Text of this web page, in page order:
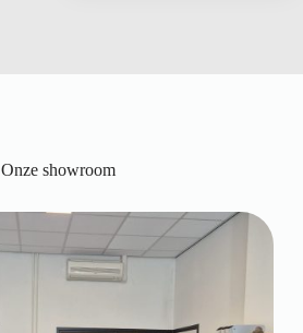
Onze showroom